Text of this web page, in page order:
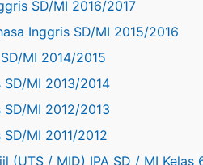
SD/MI 2016/2017
Inggris SD/MI 2015/2016
MI 2014/2015
SD/MI 2013/2014
MI 2012/2013
MI 2011/2012
(UTS / MID) IPA SD / MI Kelas